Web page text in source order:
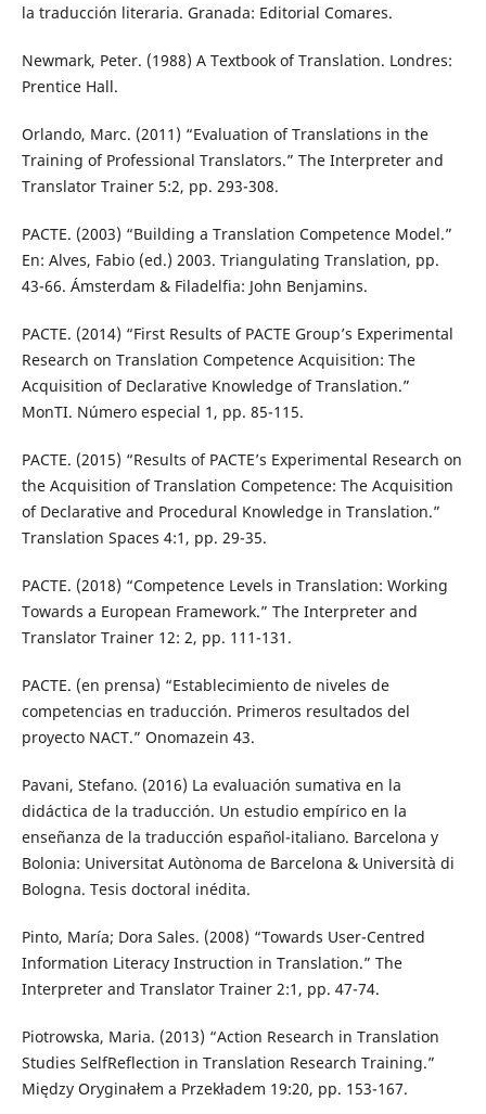
la traducción literaria. Granada: Editorial Comares.
Newmark, Peter. (1988) A Textbook of Translation. Londres:
Prentice Hall.
Orlando, Marc. (2011) “Evaluation of Translations in the
Training of Professional Translators.” The Interpreter and
Translator Trainer 5:2, pp. 293-308.
PACTE. (2003) “Building a Translation Competence Model.”
En: Alves, Fabio (ed.) 2003. Triangulating Translation, pp.
43-66. Ámsterdam & Filadelfia: John Benjamins.
PACTE. (2014) “First Results of PACTE Group’s Experimental
Research on Translation Competence Acquisition: The
Acquisition of Declarative Knowledge of Translation.”
MonTI. Número especial 1, pp. 85-115.
PACTE. (2015) “Results of PACTE’s Experimental Research on
the Acquisition of Translation Competence: The Acquisition
of Declarative and Procedural Knowledge in Translation.”
Translation Spaces 4:1, pp. 29-35.
PACTE. (2018) “Competence Levels in Translation: Working
Towards a European Framework.” The Interpreter and
Translator Trainer 12: 2, pp. 111-131.
PACTE. (en prensa) “Establecimiento de niveles de
competencias en traducción. Primeros resultados del
proyecto NACT.” Onomazein 43.
Pavani, Stefano. (2016) La evaluación sumativa en la
didáctica de la traducción. Un estudio empírico en la
enseñanza de la traducción español-italiano. Barcelona y
Bolonia: Universitat Autònoma de Barcelona & Università di
Bologna. Tesis doctoral inédita.
Pinto, María; Dora Sales. (2008) “Towards User-Centred
Information Literacy Instruction in Translation.” The
Interpreter and Translator Trainer 2:1, pp. 47-74.
Piotrowska, Maria. (2013) “Action Research in Translation
Studies SelfReflection in Translation Research Training.”
Między Oryginałem a Przekładem 19:20, pp. 153-167.